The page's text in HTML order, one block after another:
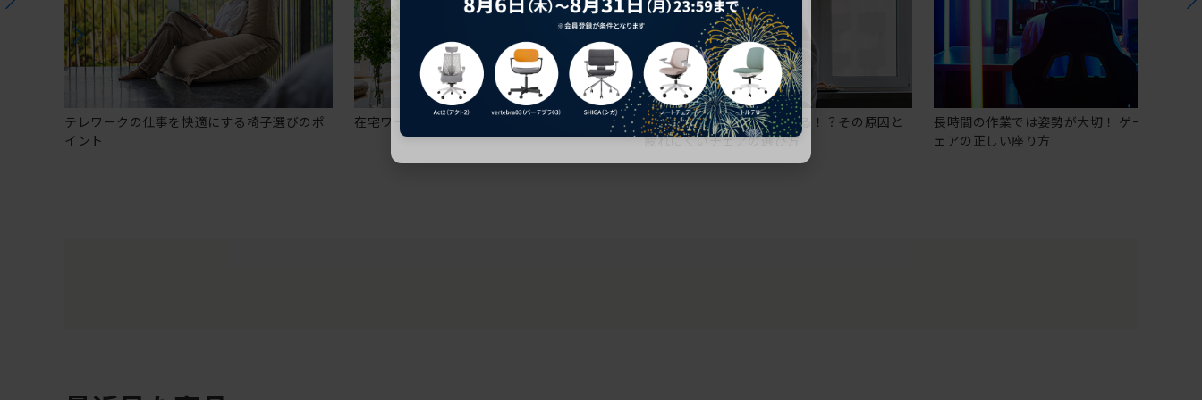
テレワークの仕事を快適にする椅子選びのポ
イント
在宅ワークにおすすめのオフィスチェア5選
椅子に座っているのに疲れる！？その原因と
疲れにくいチェアの選び方
長時間の作業では姿勢が大切！ ゲーミングチ
ェアの正しい座り方